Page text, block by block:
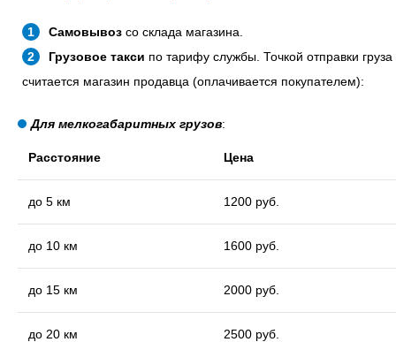
Самовывоз со склада магазина.
Грузовое такси по тарифу службы. Точкой отправки груза
считается магазин продавца (оплачивается покупателем):
Для мелкогабаритных грузов:
Расстояние Цена
до 5 км 1200 руб.
до 10 км 1600 руб.
до 15 км 2000 руб.
до 20 км 2500 руб.